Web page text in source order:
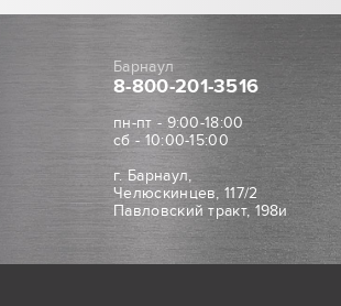
Барнаул
8-800-201-3516
пн-пт - 9:00-18:00
сб - 10:00-15:00
г. Барнаул,
Челюскинцев, 117/2
Павловский тракт, 198и